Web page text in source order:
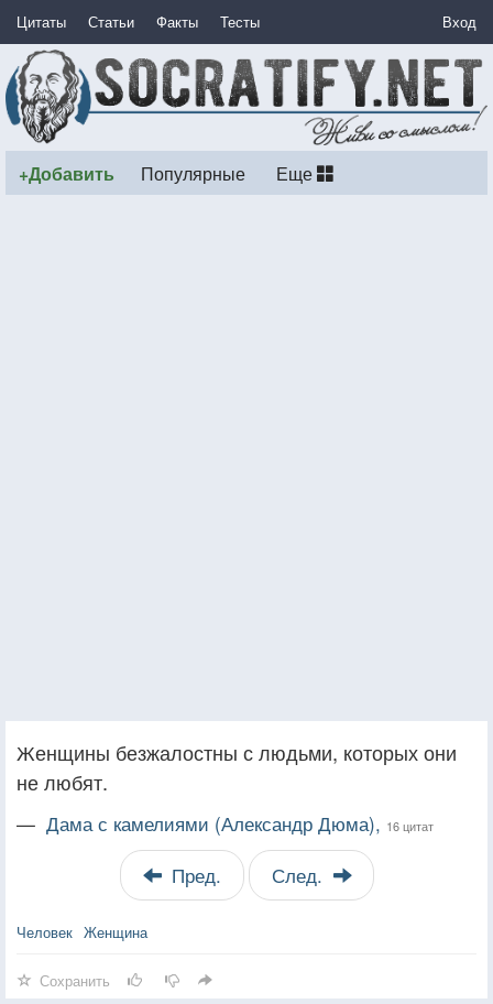
Цитаты Статьи Факты Тесты Вход
+Добавить Популярные Еще
Женщины безжалостны с людьми, которых они
не любят.
— Дама с камелиями (Александр Дюма), 16 цитат
Пред. След.
Человек Женщина
Сохранить